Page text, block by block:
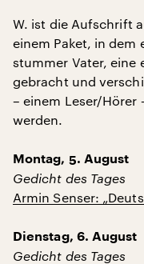
W. ist die Aufschrift
einem Paket, in dem
stummer Vater, eine
gebracht und
– einem Leser/Hörer
werden.
Montag, 5. August
Gedicht des Tages
Armin Senser:
Dienstag, 6. August
Gedicht des Tages